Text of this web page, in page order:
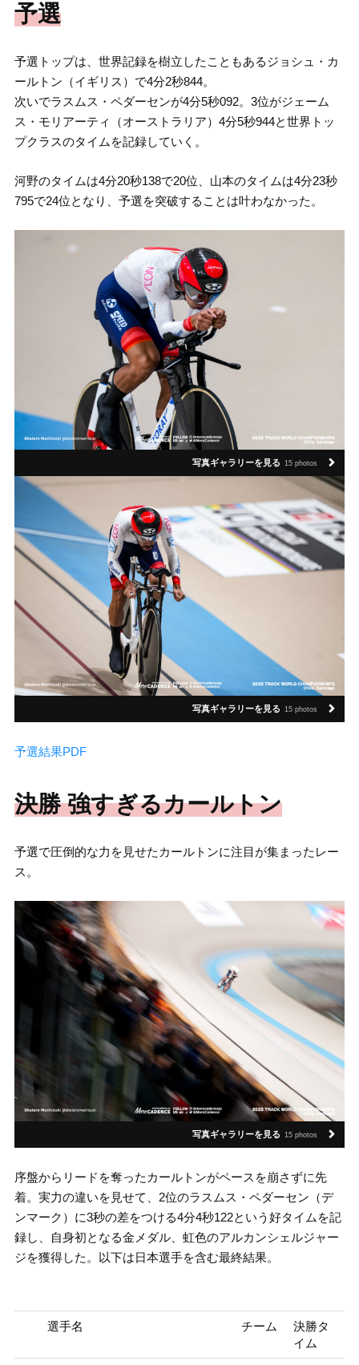
予選
予選トップは、世界記録を樹立したこともあるジョシュ・カ
ールトン（イギリス）で4分2秒844。
次いでラスムス・ペダーセンが4分5秒092。3位がジェーム
ス・モリアーティ（オーストラリア）4分5秒944と世界トッ
プクラスのタイムを記録していく。
河野のタイムは4分20秒138で20位、山本のタイムは4分23秒
795で24位となり、予選を突破することは叶わなかった。
写真ギャラリーを見る 15 photos
写真ギャラリーを見る 15 photos
予選結果PDF
決勝 強すぎるカールトン
予選で圧倒的な力を見せたカールトンに注目が集まったレー
ス。
写真ギャラリーを見る 15 photos
序盤からリードを奪ったカールトンがペースを崩さずに先
着。実力の違いを見せて、2位のラスムス・ペダーセン（デ
ンマーク）に3秒の差をつける4分4秒122という好タイムを記
録し、自身初となる金メダル、虹色のアルカンシェルジャー
ジを獲得した。以下は日本選手を含む最終結果。
選手名 チーム
決勝タ
イム